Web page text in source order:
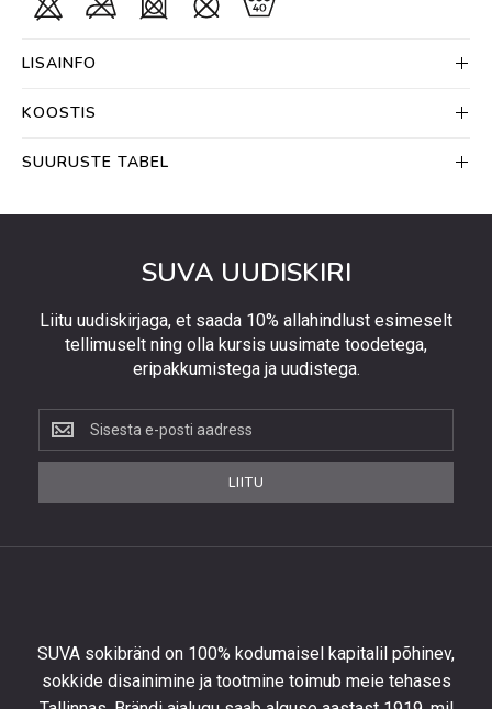
LISAINFO
KOOSTIS
SUURUSTE TABEL
SUVA UUDISKIRI
Liitu uudiskirjaga, et saada 10% allahindlust esimeselt
tellimuselt ning olla kursis uusimate toodetega,
eripakkumistega ja uudistega.
Liitu
uudiskirjaga,
et
kursis
uusimate
LIITU
SUVA sokibränd on 100% kodumaisel kapitalil põhinev,
sokkide disainimine ja tootmine toimub meie tehases